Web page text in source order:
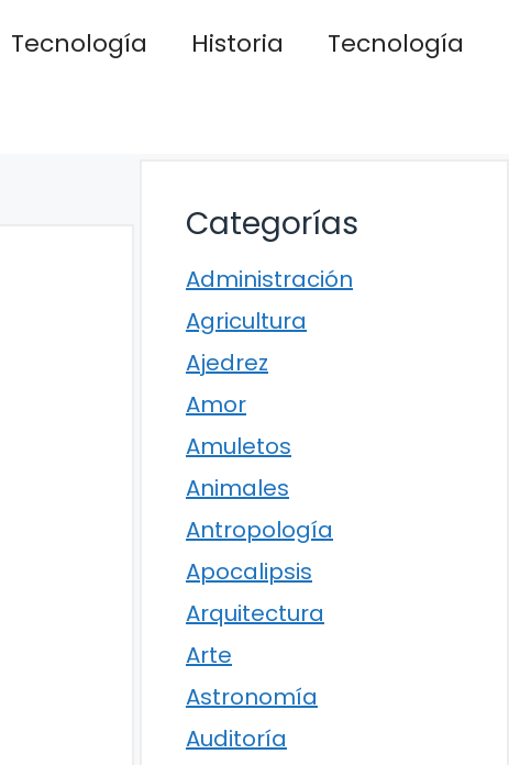
Tecnología Historia
Tecnología
Categorías
Administración
Agricultura
Ajedrez
Amor
Amuletos
Animales
Antropología
Apocalipsis
Arquitectura
Arte
Astronomía
Auditoría